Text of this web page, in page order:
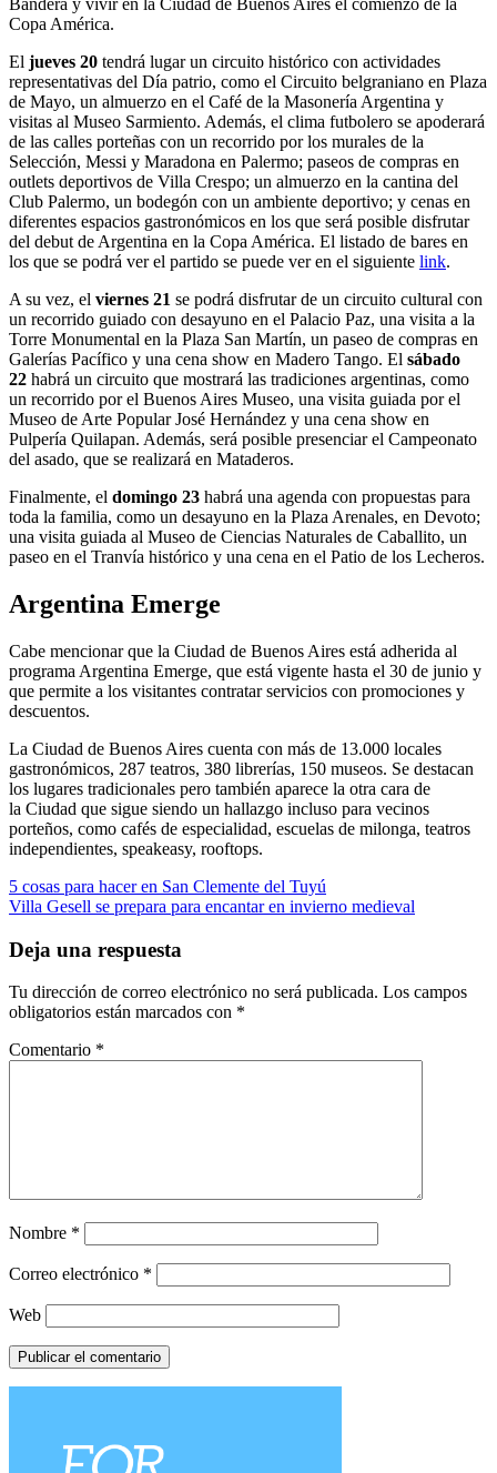
Bandera y vivir en la Ciudad de Buenos Aires el comienzo de la
Copa América.
El jueves 20 tendrá lugar un circuito histórico con actividades
representativas del Día patrio, como el Circuito belgraniano en Plaza
de Mayo, un almuerzo en el Café de la Masonería Argentina y
visitas al Museo Sarmiento. Además, el clima futbolero se apoderará
de las calles porteñas con un recorrido por los murales de la
Selección, Messi y Maradona en Palermo; paseos de compras en
outlets deportivos de Villa Crespo; un almuerzo en la cantina del
Club Palermo, un bodegón con un ambiente deportivo; y cenas en
diferentes espacios gastronómicos en los que será posible disfrutar
del debut de Argentina en la Copa América. El listado de bares en
los que se podrá ver el partido se puede ver en el siguiente link.
A su vez, el viernes 21 se podrá disfrutar de un circuito cultural con
un recorrido guiado con desayuno en el Palacio Paz, una visita a la
Torre Monumental en la Plaza San Martín, un paseo de compras en
Galerías Pacífico y una cena show en Madero Tango. El sábado
22 habrá un circuito que mostrará las tradiciones argentinas, como
un recorrido por el Buenos Aires Museo, una visita guiada por el
Museo de Arte Popular José Hernández y una cena show en
Pulpería Quilapan. Además, será posible presenciar el Campeonato
del asado, que se realizará en Mataderos.
Finalmente, el domingo 23 habrá una agenda con propuestas para
toda la familia, como un desayuno en la Plaza Arenales, en Devoto;
una visita guiada al Museo de Ciencias Naturales de Caballito, un
paseo en el Tranvía histórico y una cena en el Patio de los Lecheros.
Argentina Emerge
Cabe mencionar que la Ciudad de Buenos Aires está adherida al
programa Argentina Emerge, que está vigente hasta el 30 de junio y
que permite a los visitantes contratar servicios con promociones y
descuentos.
La Ciudad de Buenos Aires cuenta con más de 13.000 locales
gastronómicos, 287 teatros, 380 librerías, 150 museos. Se destacan
los lugares tradicionales pero también aparece la otra cara de
la Ciudad que sigue siendo un hallazgo incluso para vecinos
porteños, como cafés de especialidad, escuelas de milonga, teatros
independientes, speakeasy, rooftops.
Navegación
de
entradas
5 cosas para hacer en San Clemente del Tuyú
Villa Gesell se prepara para encantar en invierno medieval
Deja una respuesta
Tu dirección de correo electrónico no será publicada. Los campos
obligatorios están marcados con *
Comentario *
Nombre *
Correo electrónico *
Web